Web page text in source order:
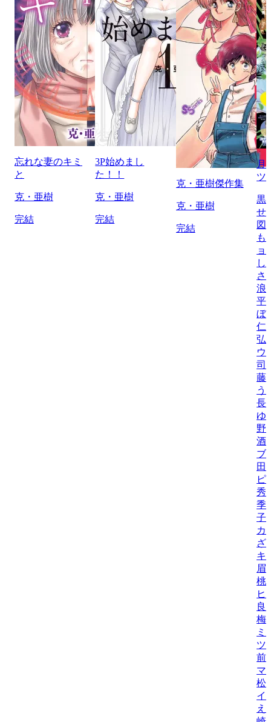
忘れな妻のキミ
と
克・亜樹
完結
3P始めまし
た！！
克・亜樹
完結
克・亜樹傑作集
克・亜樹
完結
月
ツ
黒
せ
図
も
ョ
し
さ
浪
平/
ぼ
仁
弘/
ウ
司/
藤
う
長
ゆ
野
酒
ブ
田
ピ
秀
季/
子/
カ
ざ
キ
眉
桃/
ヒ
良
梅
ミ
ツ
前
マ
松
イ
え